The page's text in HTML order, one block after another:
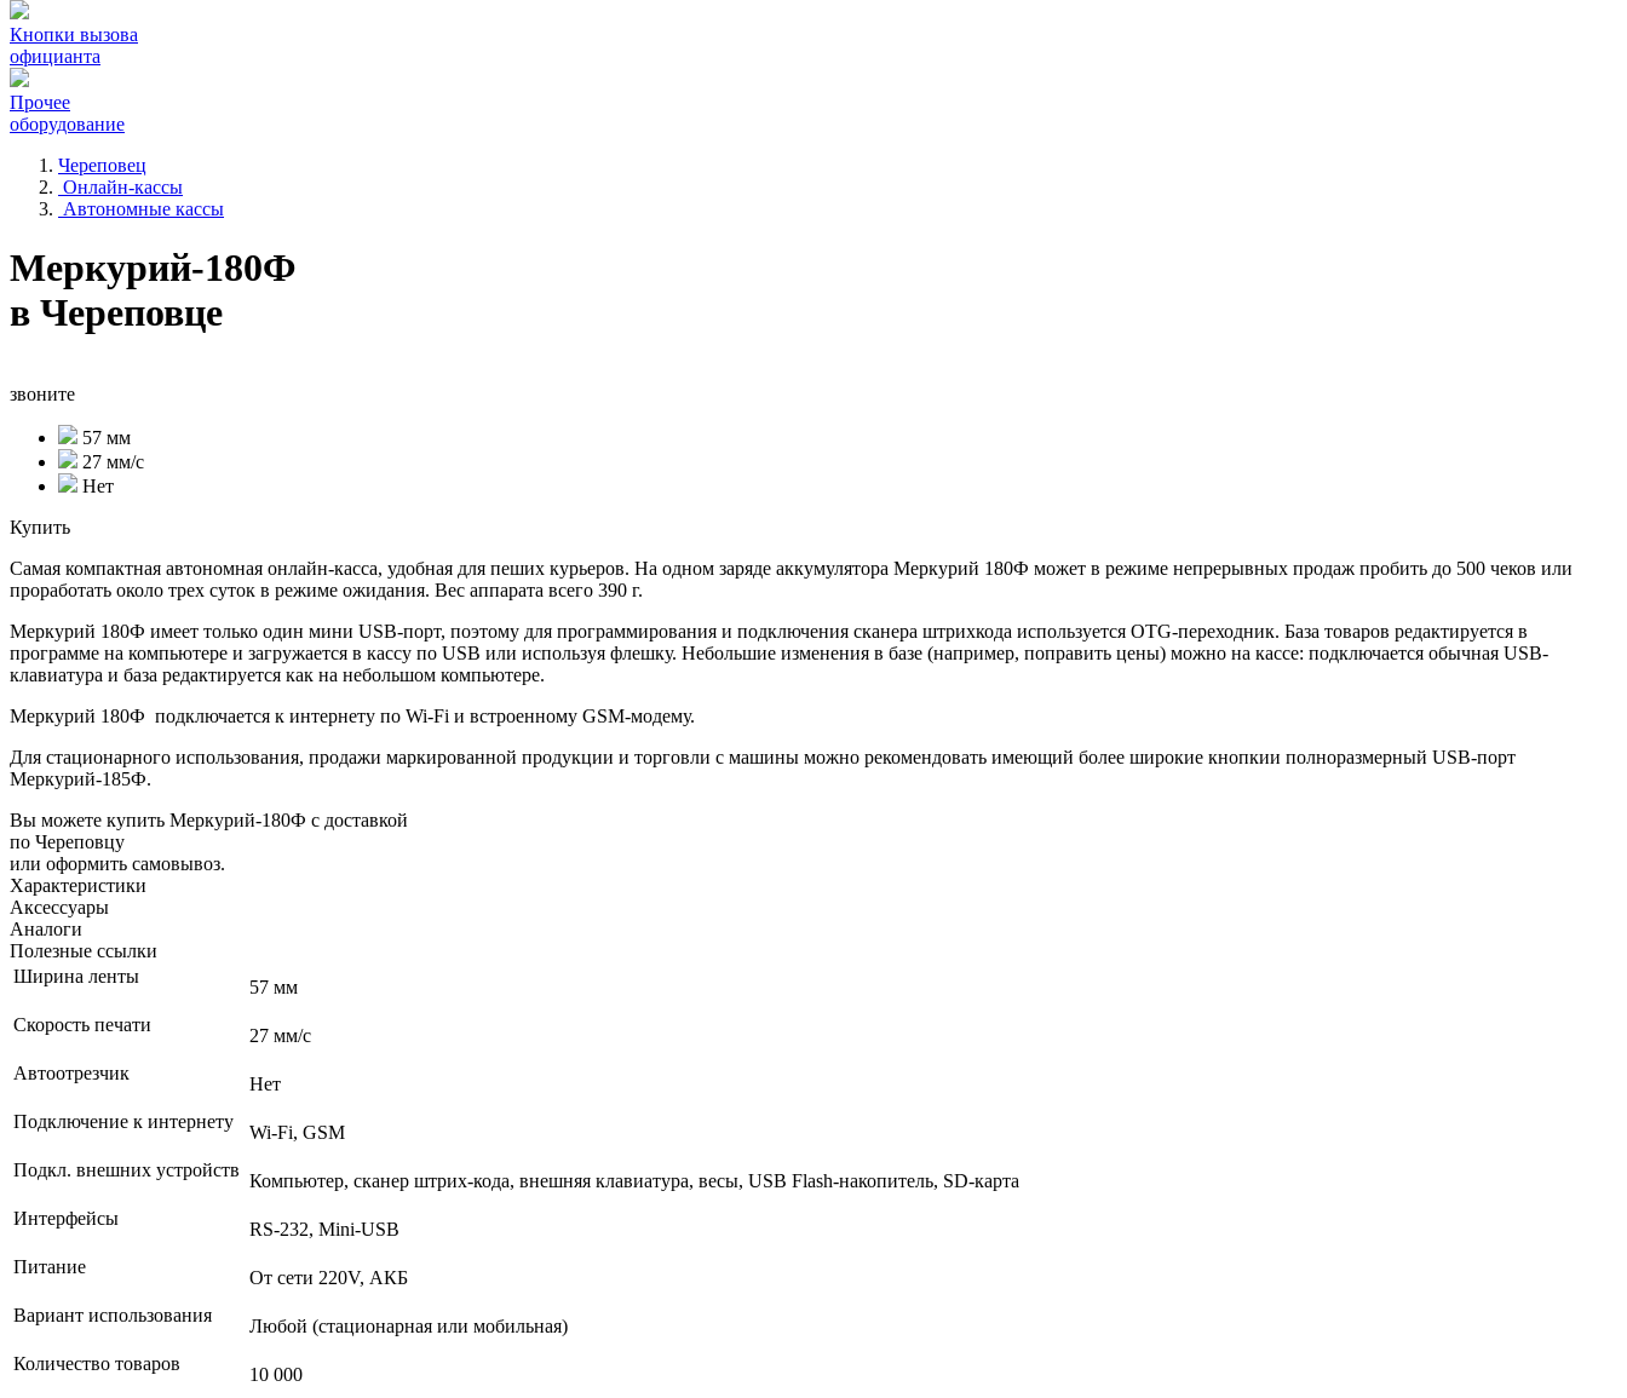
Кнопки вызова
официанта
Прочее
оборудование
Череповец
Онлайн-кассы
Автономные кассы
Меркурий-180Ф
в Череповце
звоните
57 мм
27 мм/с
Нет
Купить
Самая компактная автономная онлайн-касса, удобная для пеших курьеров. На одном заряде аккумулятора Меркурий 180Ф может в режиме непрерывных продаж пробить до 500 чеков или
проработать около трех суток в режиме ожидания. Вес аппарата всего 390 г.
Меркурий 180Ф имеет только один мини USB-порт, поэтому для программирования и подключения сканера штрихкода используется OTG-переходник. База товаров редактируется в
программе на компьютере и загружается в кассу по USB или используя флешку. Небольшие изменения в базе (например, поправить цены) можно на кассе: подключается обычная USB-
клавиатура и база редактируется как на небольшом компьютере.
Меркурий 180Ф подключается к интернету по Wi‑Fi и встроенному GSM‑модему.
Для стационарного использования, продажи маркированной продукции и торговли с машины можно рекомендовать имеющий более широкие кнопкии полноразмерный USB-порт
Меркурий-185Ф.
Вы можете купить Меркурий-180Ф с доставкой
по Череповцу
или оформить самовывоз.
Характеристики
Аксессуары
Аналоги
Полезные ссылки
Ширина ленты
57 мм
Скорость печати
27 мм/с
Автоотрезчик
Нет
Подключение к интернету
Wi-Fi, GSM
Подкл. внешних устройств
Компьютер, сканер штрих-кода, внешняя клавиатура, весы, USB Flash-накопитель, SD-карта
Интерфейсы
RS-232, Mini-USB
Питание
От сети 220V, АКБ
Вариант использования
Любой (стационарная или мобильная)
Количество товаров
10 000